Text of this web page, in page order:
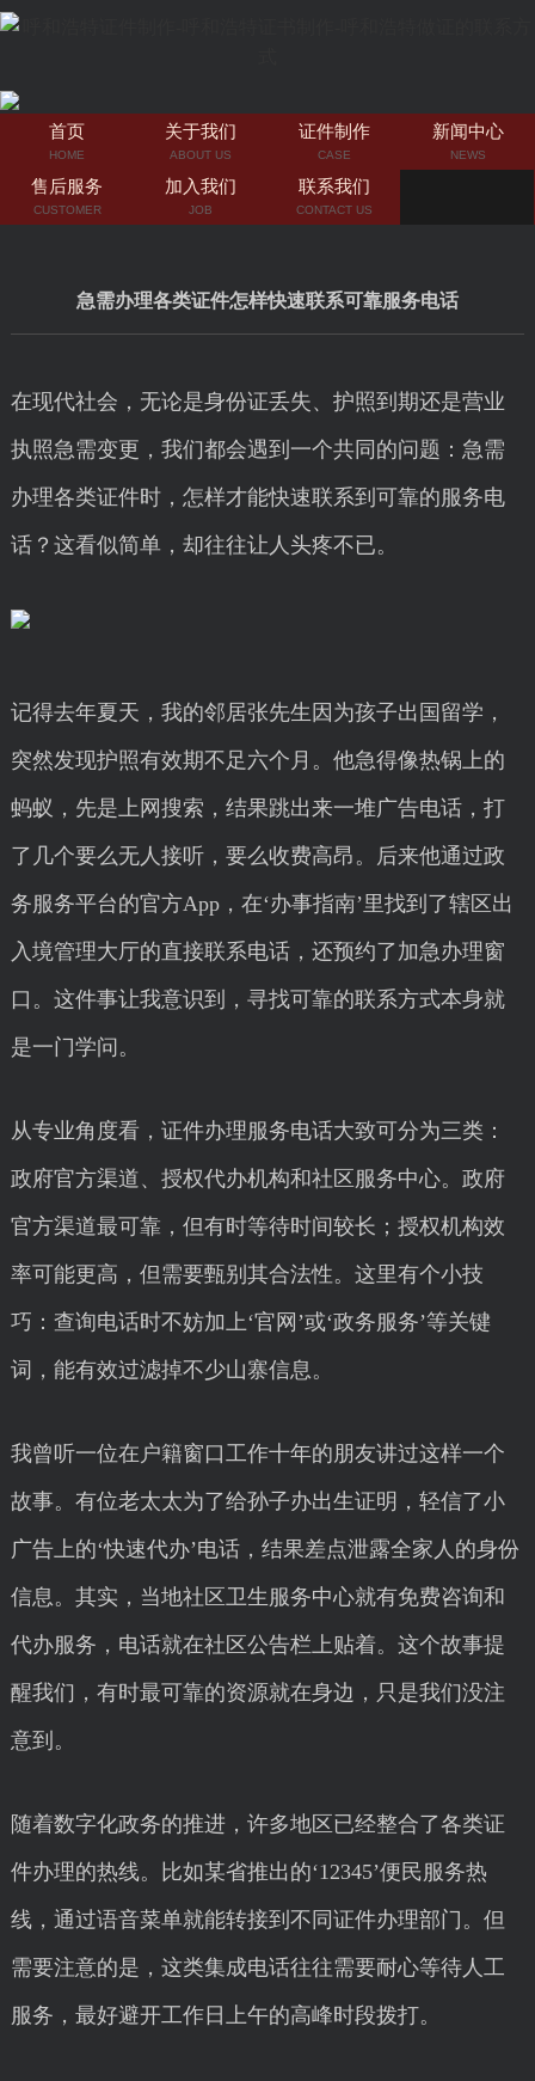
首页
HOME
关于我们
ABOUT US
证件制作
CASE
新闻中心
NEWS
售后服务
CUSTOMER
加入我们
JOB
联系我们
CONTACT US
急需办理各类证件怎样快速联系可靠服务电话
在现代社会，无论是身份证丢失、护照到期还是营业
执照急需变更，我们都会遇到一个共同的问题：急需
办理各类证件时，怎样才能快速联系到可靠的服务电
话？这看似简单，却往往让人头疼不已。
记得去年夏天，我的邻居张先生因为孩子出国留学，
突然发现护照有效期不足六个月。他急得像热锅上的
蚂蚁，先是上网搜索，结果跳出来一堆广告电话，打
了几个要么无人接听，要么收费高昂。后来他通过政
务服务平台的官方App，在‘办事指南’里找到了辖区出
入境管理大厅的直接联系电话，还预约了加急办理窗
口。这件事让我意识到，寻找可靠的联系方式本身就
是一门学问。
从专业角度看，证件办理服务电话大致可分为三类：
政府官方渠道、授权代办机构和社区服务中心。政府
官方渠道最可靠，但有时等待时间较长；授权机构效
率可能更高，但需要甄别其合法性。这里有个小技
巧：查询电话时不妨加上‘官网’或‘政务服务’等关键
词，能有效过滤掉不少山寨信息。
我曾听一位在户籍窗口工作十年的朋友讲过这样一个
故事。有位老太太为了给孙子办出生证明，轻信了小
广告上的‘快速代办’电话，结果差点泄露全家人的身份
信息。其实，当地社区卫生服务中心就有免费咨询和
代办服务，电话就在社区公告栏上贴着。这个故事提
醒我们，有时最可靠的资源就在身边，只是我们没注
意到。
随着数字化政务的推进，许多地区已经整合了各类证
件办理的热线。比如某省推出的‘12345’便民服务热
线，通过语音菜单就能转接到不同证件办理部门。但
需要注意的是，这类集成电话往往需要耐心等待人工
服务，最好避开工作日上午的高峰时段拨打。